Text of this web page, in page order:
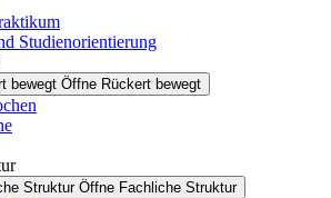
Studienorientierung
bewegt Öffne Rückert bewegt
Struktur Öffne Fachliche Struktur